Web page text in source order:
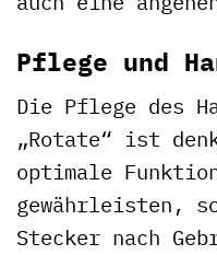
Pflege und
Die Pflege des
„Rotate“ ist
optimale
gewährleisten,
Stecker nach